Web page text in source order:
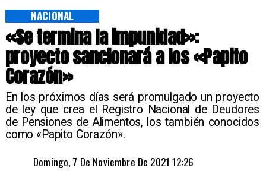
«Se termina la impunidad»:
proyecto sancionará a los «Papito
Corazón»
En los próximos días será promulgado un proyecto
de ley que crea el Registro Nacional de Deudores
de Pensiones de Alimentos, los también conocidos
como «Papito Corazón».
NACIONAL
Domingo, 7 De Noviembre De 2021 12:26